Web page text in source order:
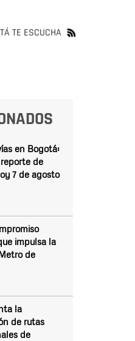
TE ESCUCHA
en Bogotá:
de
7 de agosto
impulsa la
de
la
de rutas
de